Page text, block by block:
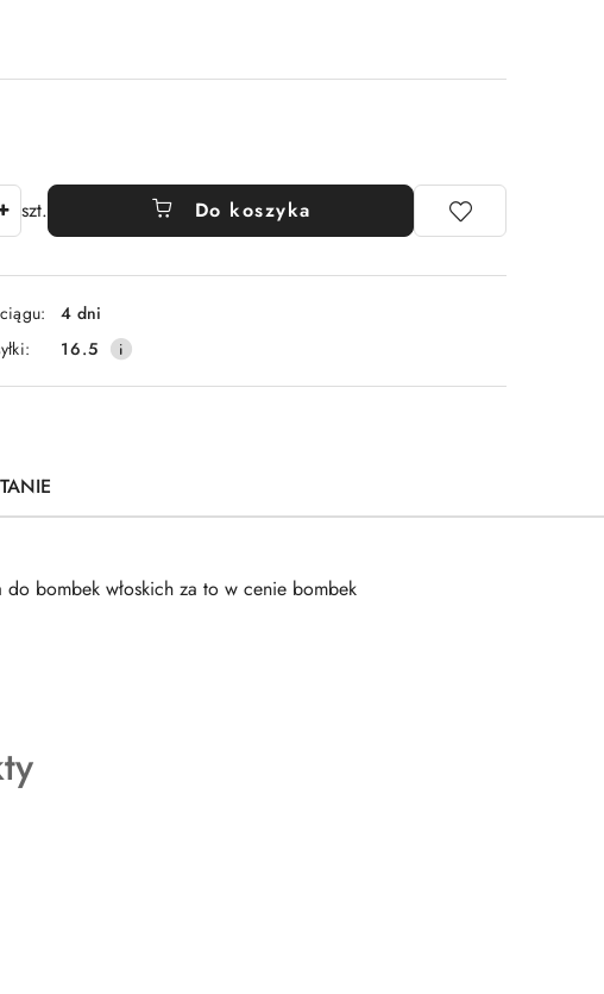
szt. Do koszyka
4 dni
16.5
bombek włoskich za to w cenie bombek